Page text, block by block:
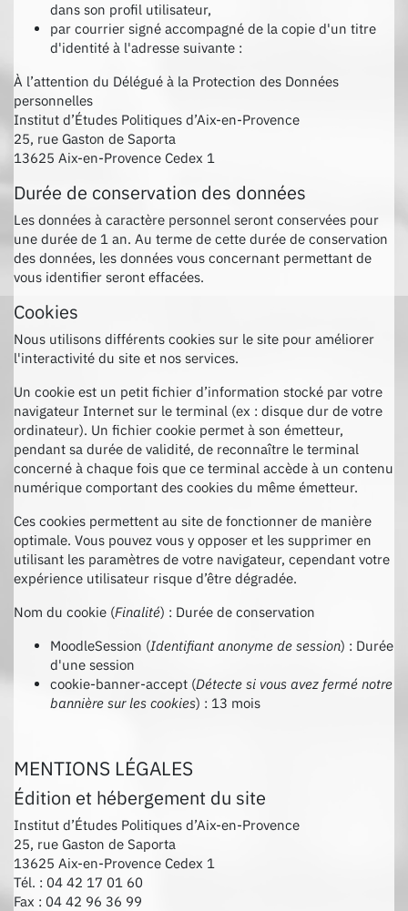
dans son profil utilisateur,
par courrier signé accompagné de la copie d'un titre
d'identité à l'adresse suivante :
À l’attention du Délégué à la Protection des Données
personnelles
Institut d’Études Politiques d’Aix-en-Provence
25, rue Gaston de Saporta
13625 Aix-en-Provence Cedex 1
Durée de conservation des données
Les données à caractère personnel seront conservées pour
une durée de 1 an. Au terme de cette durée de conservation
des données, les données vous concernant permettant de
vous identifier seront effacées.
Cookies
Nous utilisons différents cookies sur le site pour améliorer
l'interactivité du site et nos services.
Un cookie est un petit fichier d’information stocké par votre
navigateur Internet sur le terminal (ex : disque dur de votre
ordinateur). Un fichier cookie permet à son émetteur,
pendant sa durée de validité, de reconnaître le terminal
concerné à chaque fois que ce terminal accède à un contenu
numérique comportant des cookies du même émetteur.
Ces cookies permettent au site de fonctionner de manière
optimale. Vous pouvez vous y opposer et les supprimer en
utilisant les paramètres de votre navigateur, cependant votre
expérience utilisateur risque d’être dégradée.
Nom du cookie (Finalité) : Durée de conservation
MoodleSession (Identifiant anonyme de session) : Durée
d'une session
cookie-banner-accept (Détecte si vous avez fermé notre
bannière sur les cookies) : 13 mois
MENTIONS LÉGALES
Édition et hébergement du site
Institut d’Études Politiques d’Aix-en-Provence
25, rue Gaston de Saporta
13625 Aix-en-Provence Cedex 1
Tél. : 04 42 17 01 60
Fax : 04 42 96 36 99